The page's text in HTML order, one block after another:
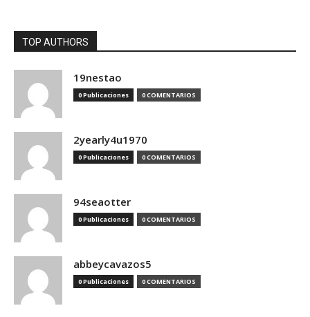
TOP AUTHORS
19nestao
0 Publicaciones 0 COMENTARIOS
2yearly4u1970
0 Publicaciones 0 COMENTARIOS
94seaotter
0 Publicaciones 0 COMENTARIOS
abbeycavazos5
0 Publicaciones 0 COMENTARIOS